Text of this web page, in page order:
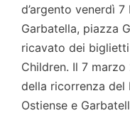
d’argento venerdì
Garbatella, piazza
ricavato dei
Children. Il 7
della ricorrenza
Ostiense e